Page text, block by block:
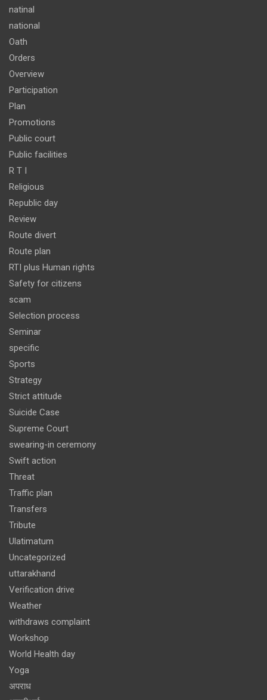
natinal
national
Oath
Orders
Overview
Participation
Plan
Promotions
Public court
Public facilities
R T I
Religious
Republic day
Review
Route divert
Route plan
RTI plus Human rights
Safety for citizens
scam
Selection process
Seminar
specific
Sports
Strategy
Strict attitude
Suicide Case
Supreme Court
swearing-in ceremony
Swift action
Threat
Traffic plan
Transfers
Tribute
Ulatimatum
Uncategorized
uttarakhand
Verification drive
Weather
withdraws complaint
Workshop
World Health day
Yoga
अपराध